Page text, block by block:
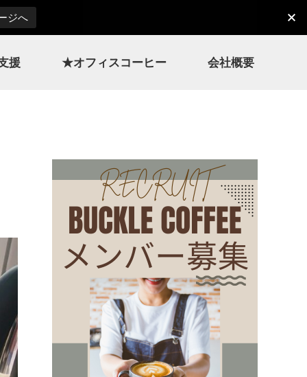
援 ★オフィスコーヒー 会社概要
ジへ